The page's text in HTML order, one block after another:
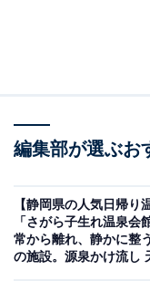
All About ニュースの
ドにフォーカスした記
ちにAll About ニュー
屋巡りとスポーツ観戦
※本記事で紹介している
オールアバウトに還元され
「沼津・湯河原
編集部が選ぶお
【静岡県の人気日帰り
「さがら子生れ温泉会
常から離れ、静かに整
の施設。源泉かけ流し